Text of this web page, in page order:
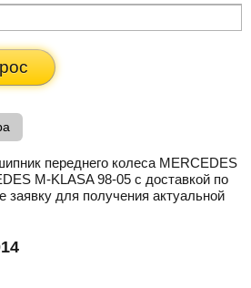
переднего колеса MERCEDES
M-KLASA 98-05 с доставкой по
для получения актуальной